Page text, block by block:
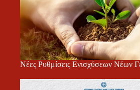
Νέες Ρυθμίσεις Ενισχύσεων Νέων